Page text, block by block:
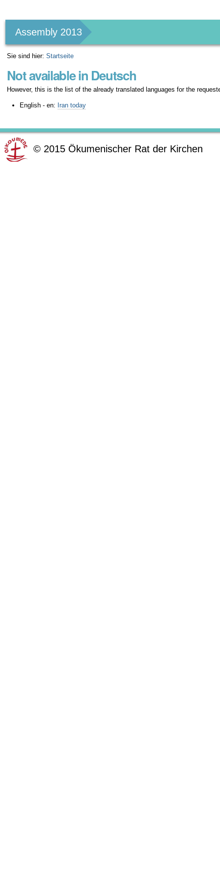
Werkzeuge
Assembly 2013
Sie sind hier: Startseite
Not available in Deutsch
However, this is the list of the already translated languages for the
English - en: Iran today
© 2015 Ökumenischer Rat der Kirchen